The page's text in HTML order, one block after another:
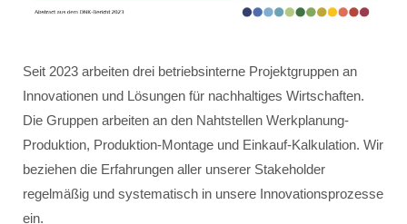
Seit 2023 arbeiten drei betriebsinterne Projektgruppen an
Innovationen und Lösungen für nachhaltiges Wirtschaften.
Die Gruppen arbeiten an den Nahtstellen Werkplanung-
Produktion, Produktion-Montage und Einkauf-Kalkulation. Wir
beziehen die Erfahrungen aller unserer Stakeholder
regelmäßig und systematisch in unsere Innovationsprozesse
ein.